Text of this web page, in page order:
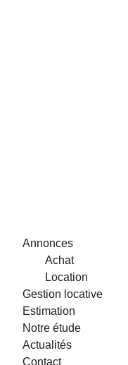
Annonces
Achat
Location
Gestion locative
Estimation
Notre étude
Actualités
Contact